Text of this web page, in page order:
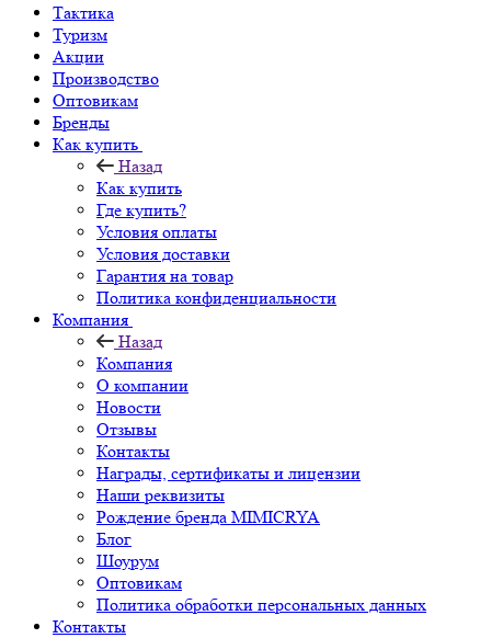
Тактика
Туризм
Акции
Производство
Оптовикам
Бренды
Как купить
Назад
Как купить
Где купить?
Условия оплаты
Условия доставки
Гарантия на товар
Политика конфиденциальности
Компания
Назад
Компания
О компании
Новости
Отзывы
Контакты
Награды, сертификаты и лицензии
Наши реквизиты
Рождение бренда MIMICRYA
Блог
Шоурум
Оптовикам
Политика обработки персональных данных
Контакты